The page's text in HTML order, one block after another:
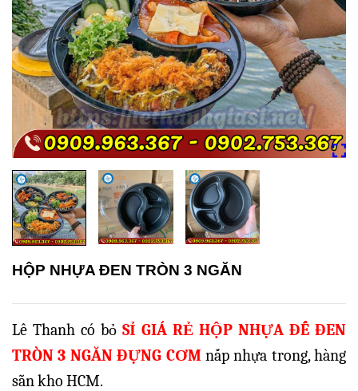
HỘP NHỰA ĐEN TRÒN 3 NGĂN
Lê Thanh có bỏ SỈ GIÁ RẺ HỘP NHỰA ĐẾ ĐEN
TRÒN 3 NGĂN ĐỰNG CƠMnắp nhựa trong, hàng
sẵn kho HCM.